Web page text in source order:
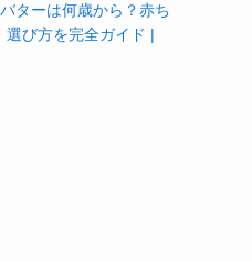
バターは何歳から？赤ち
選び方を完全ガイド |